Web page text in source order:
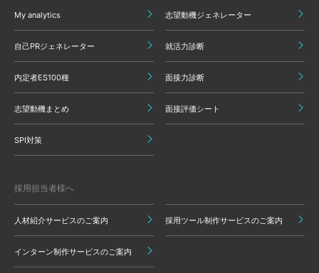
My analytics 志望動機ジェネレーター
自己PRジェネレーター 就活力診断
内定者ES100種 面接力診断
志望動機まとめ 面接評価シート
SPI対策
採用担当者様へ
人材紹介サービスのご案内 採用ツール制作サービスのご案内
インターン制作サービスのご案内